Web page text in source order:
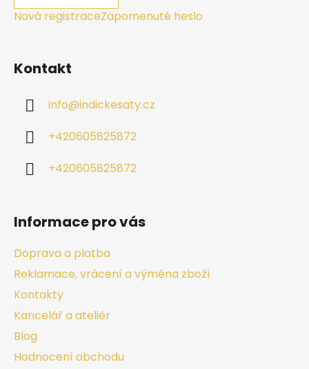
Nová registraceZapomenuté heslo
Kontakt
info@indickesaty.cz
+420605825872
+420605825872
Informace pro vás
Doprava a platba
Reklamace, vrácení a výměna zboží
Kontakty
Kancelář a ateliér
Blog
Hodnocení obchodu